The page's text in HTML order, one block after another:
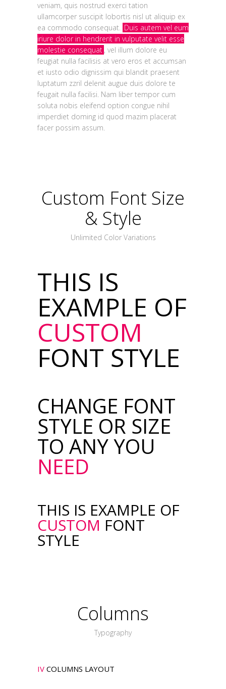
veniam, quis nostrud exerci tation
ullamcorper suscipit lobortis nisl ut aliquip ex
ea commodo consequat. Duis autem vel eum
iriure dolor in hendrerit in vulputate velit esse
molestie consequat , vel illum dolore eu
feugiat nulla facilisis at vero eros et accumsan
et iusto odio dignissim qui blandit praesent
luptatum zzril delenit augue duis dolore te
feugait nulla facilisi. Nam liber tempor cum
soluta nobis eleifend option congue nihil
imperdiet doming id quod mazim placerat
facer possim assum.
Custom Font Size
& Style
Unlimited Color Variations
THIS IS
EXAMPLE OF
CUSTOM
FONT STYLE
CHANGE FONT
STYLE OR SIZE
TO ANY YOU
NEED
THIS IS EXAMPLE OF
CUSTOM FONT
STYLE
Columns
Typography
IV COLUMNS LAYOUT